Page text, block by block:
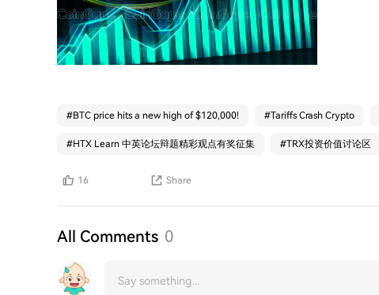
#BTC price hits a new high of $120,000! #Tariffs Crash Crypto
#HTX Learn 中英论坛辩题精彩观点有奖征集 #TRX投资价值讨论区
16 Share
All Comments 0